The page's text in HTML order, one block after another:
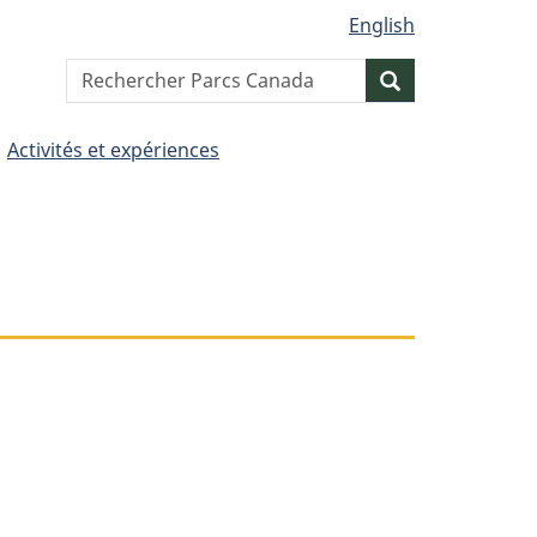
English
Search
website
Activités et expériences